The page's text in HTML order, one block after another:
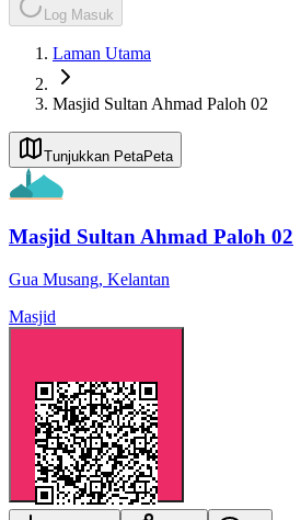
Log Masuk
Laman Utama
Masjid Sultan Ahmad Paloh 02
Tunjukkan PetaPeta
Masjid Sultan Ahmad Paloh 02
Gua Musang, Kelantan
Masjid